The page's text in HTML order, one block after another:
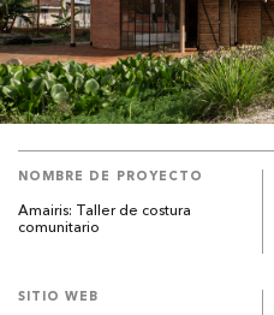
NOMBRE DE PROYECTO
Amairis: Taller de costura
comunitario
SITIO WEB